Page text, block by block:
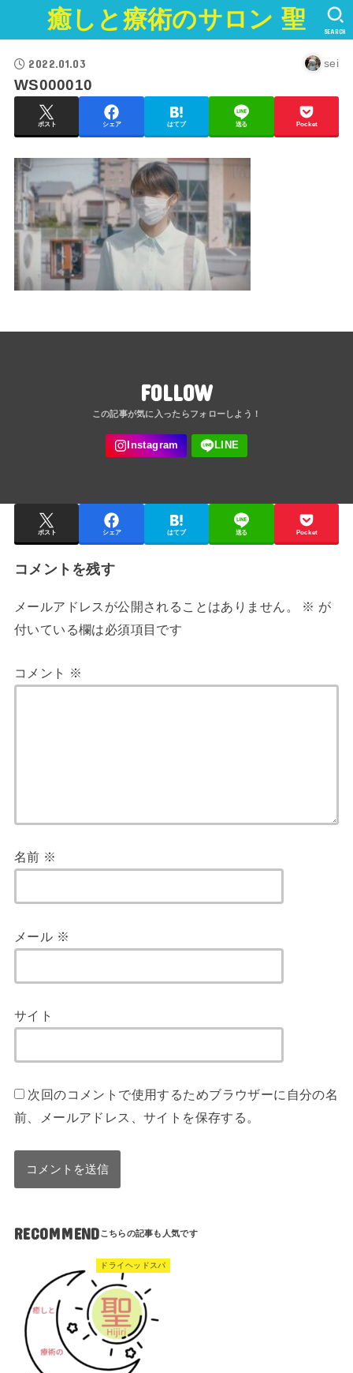
癒しと療術のサロン 聖 SEARCH
2022.01.03 sei
WS000010
ポスト シェア はてブ 送る Pocket
FOLLOW
ポスト シェア はてブ 送る Pocket
コメントを残す
メールアドレスが公開されることはありません。 ※ が
付いている欄は必須項目です
コメント ※
名前 ※
メール ※
サイト
次回のコメントで使用するためブラウザーに自分の名
前、メールアドレス、サイトを保存する。
RECOMMEND
ドライヘッドスパ